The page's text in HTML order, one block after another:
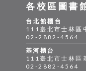
各校區圖書
台北館櫃台
111臺北市士林區
02-2882-4564
基河櫃台
111臺北市士林區
02-2882-4564